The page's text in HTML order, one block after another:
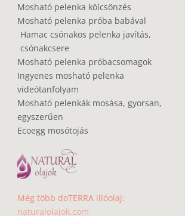
Mosható pelenka kölcsönzés
Mosható pelenka próba babával
Hamac csónakos pelenka javítás,
csónakcsere
Mosható pelenka próbacsomagok
Ingyenes mosható pelenka
videótanfolyam
Mosható pelenkák mosása, gyorsan,
egyszerűen
Ecoegg mosótojás
Még több doTERRA illóolaj:
naturalolajok.com